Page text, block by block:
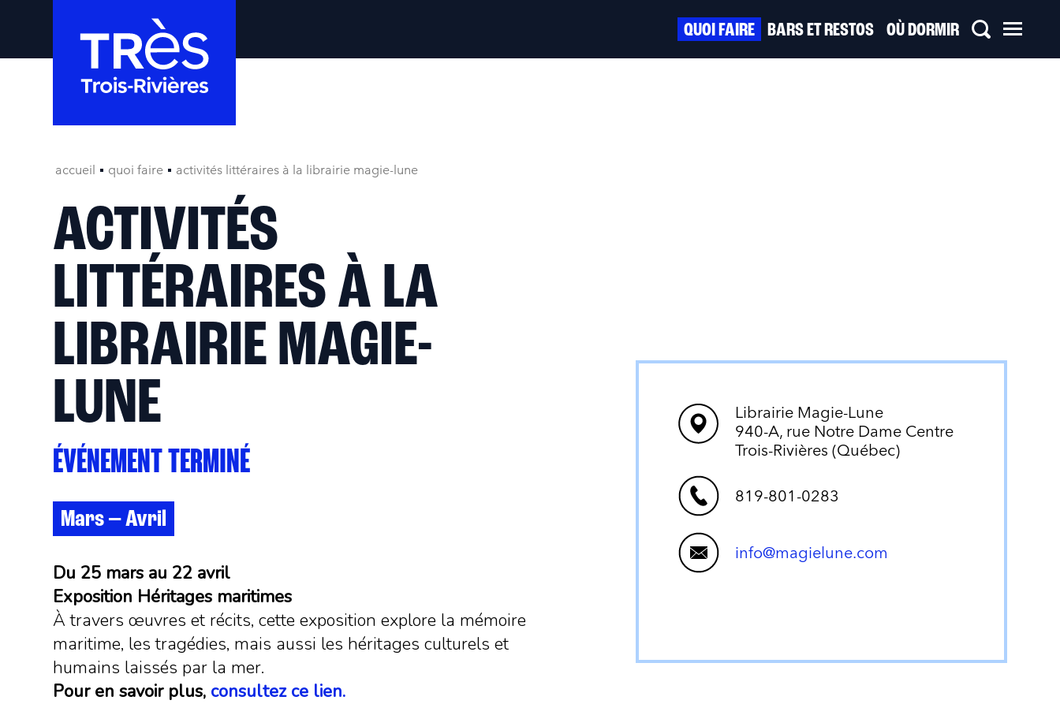
QUOI FAIRE BARS ET RESTOS OÙ DORMIR
accueil quoi faire activités littéraires à la librairie magie-lune
ACTIVITÉS
LITTÉRAIRES À LA
LIBRAIRIE MAGIE-
LUNE
ÉVÉNEMENT TERMINÉ
Mars—Avril
Du 25 mars au 22 avril
Exposition Héritages maritimes
À travers œuvres et récits, cette exposition explore la mémoire
maritime, les tragédies, mais aussi les héritages culturels et
humains laissés par la mer.
Pour en savoir plus, consultez ce lien.
Librairie Magie-Lune
940-A, rue Notre Dame Centre
Trois-Rivières (Québec)
819-801-0283
info@magielune.com